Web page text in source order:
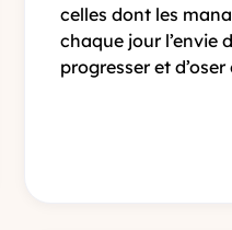
celles dont les
chaque jour l’envie
progresser et d’oser